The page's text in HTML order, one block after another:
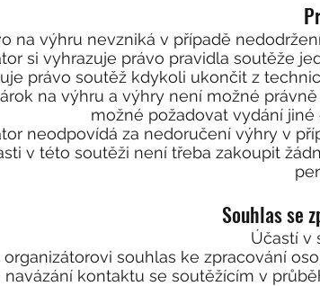
na výhru nevzniká v případě
si vyhrazuje právo pravidla soutěže
právo soutěž kdykoli ukončit z
na výhru a výhry není možné
možné požadovat vydání
neodpovídá za nedoručení výhry v
v této soutěži není třeba zakoupit
Souhlas se
Účastí v
organizátorovi souhlas ke zpracování
kontaktu se soutěžícím v